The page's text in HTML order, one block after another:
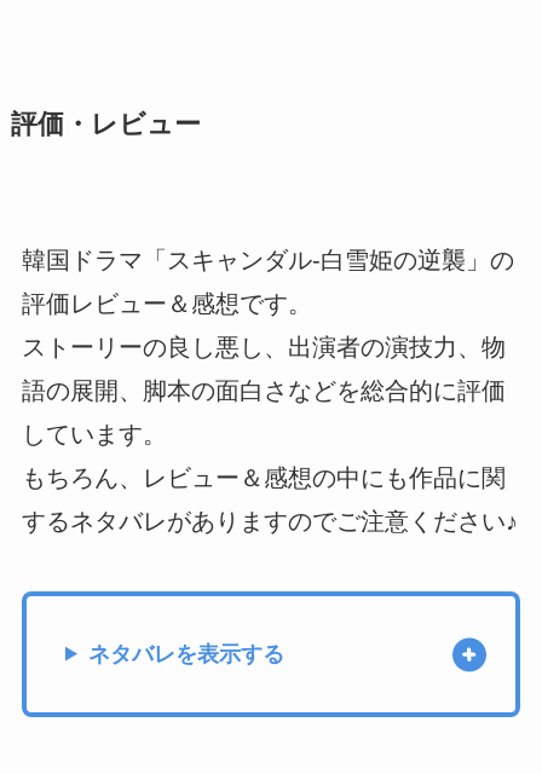
評価・レビュー
韓国ドラマ「スキャンダル-白雪姫の逆襲」の
評価レビュー＆感想です。
ストーリーの良し悪し、出演者の演技力、物
語の展開、脚本の面白さなどを総合的に評価
しています。
もちろん、レビュー＆感想の中にも作品に関
するネタバレがありますのでご注意ください♪
ネタバレを表示する